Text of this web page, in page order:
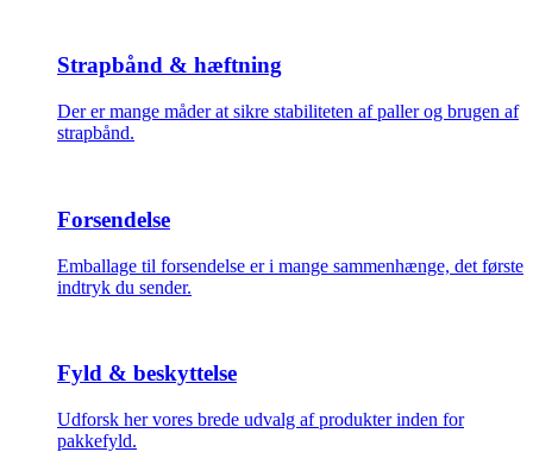
Strapbånd & hæftning
Der er mange måder at sikre stabiliteten af paller og brugen af
strapbånd.
Forsendelse
Emballage til forsendelse er i mange sammenhænge, det første
indtryk du sender.
Fyld & beskyttelse
Udforsk her vores brede udvalg af produkter inden for
pakkefyld.